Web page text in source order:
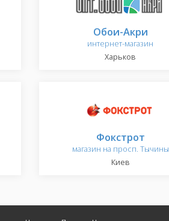
Обои-Акри
интернет-магазин
Харьков
Фокстрот
магазин на просп. Тычины
Киев